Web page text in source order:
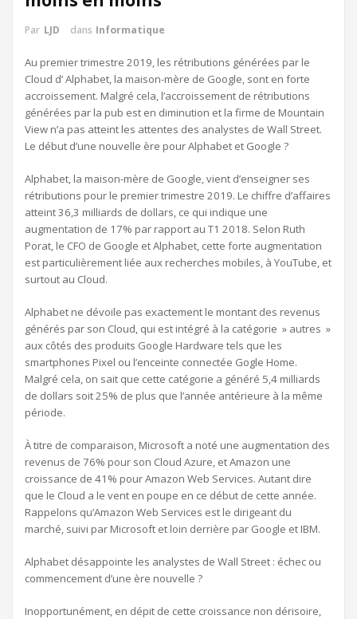
Par LJD dans Informatique
Au premier trimestre 2019, les rétributions générées par le
Cloud d’ Alphabet, la maison-mère de Google, sont en forte
accroissement. Malgré cela, l’accroissement de rétributions
générées par la pub est en diminution et la firme de Mountain
View n’a pas atteint les attentes des analystes de Wall Street.
Le début d’une nouvelle ère pour Alphabet et Google ?
Alphabet, la maison-mère de Google, vient d’enseigner ses
rétributions pour le premier trimestre 2019. Le chiffre d’affaires
atteint 36,3 milliards de dollars, ce qui indique une
augmentation de 17% par rapport au T1 2018. Selon Ruth
Porat, le CFO de Google et Alphabet, cette forte augmentation
est particulièrement liée aux recherches mobiles, à YouTube, et
surtout au Cloud.
Alphabet ne dévoile pas exactement le montant des revenus
générés par son Cloud, qui est intégré à la catégorie » autres »
aux côtés des produits Google Hardware tels que les
smartphones Pixel ou l’enceinte connectée Gogle Home.
Malgré cela, on sait que cette catégorie a généré 5,4 milliards
de dollars soit 25% de plus que l’année antérieure à la même
période.
À titre de comparaison, Microsoft a noté une augmentation des
revenus de 76% pour son Cloud Azure, et Amazon une
croissance de 41% pour Amazon Web Services. Autant dire
que le Cloud a le vent en poupe en ce début de cette année.
Rappelons qu’Amazon Web Services est le dirigeant du
marché, suivi par Microsoft et loin derrière par Google et IBM.
Alphabet désappointe les analystes de Wall Street : échec ou
commencement d’une ère nouvelle ?
Inopportunément, en dépit de cette croissance non dérisoire,